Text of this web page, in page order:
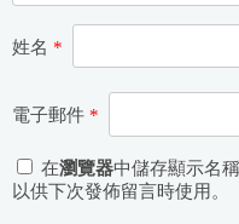
姓名 *
電子郵件 *
在瀏覽器中儲存顯示名
以供下次發佈留言時使用。